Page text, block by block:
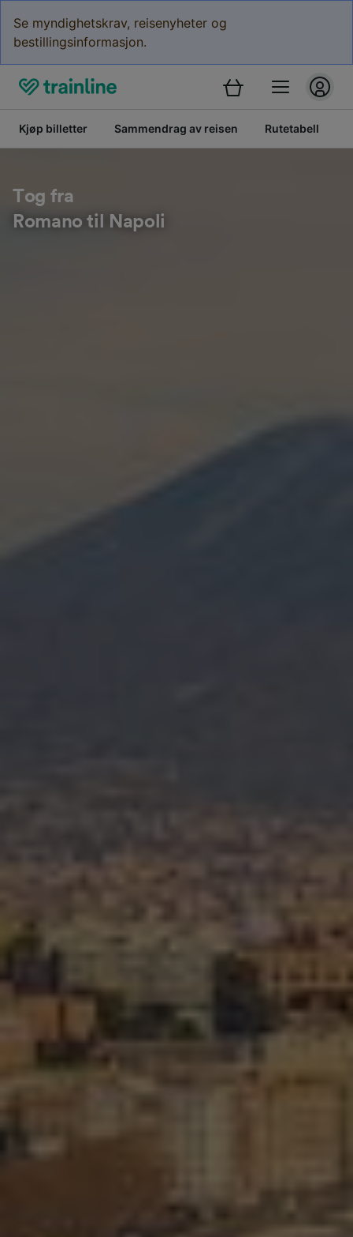
Se myndighetskrav, reisenyheter og
bestillingsinformasjon.
Kjøp billetter Sammendrag av reisen Rutetabell
Tog fra
Romano til Napoli